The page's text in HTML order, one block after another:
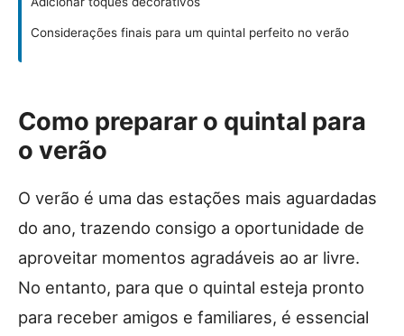
Considerações finais para um quintal perfeito no verão
Como preparar o quintal para
o verão
O verão é uma das estações mais aguardadas
do ano, trazendo consigo a oportunidade de
aproveitar momentos agradáveis ao ar livre.
No entanto, para que o quintal esteja pronto
para receber amigos e familiares, é essencial